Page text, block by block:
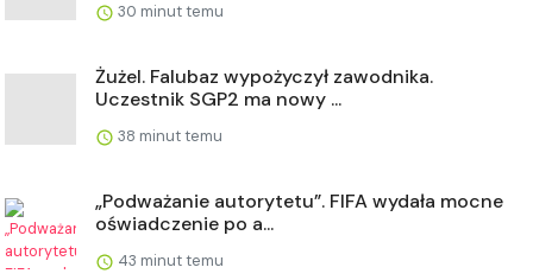
30 minut temu
Żużel. Falubaz wypożyczył zawodnika.
Uczestnik SGP2 ma nowy ...
38 minut temu
„Podważanie autorytetu”. FIFA wydała mocne
oświadczenie po a...
43 minut temu